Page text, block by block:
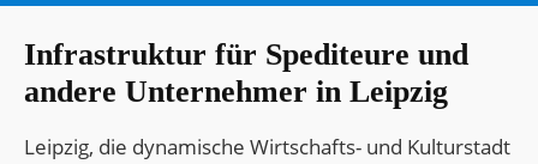
Infrastruktur für Spediteure und
andere Unternehmer in Leipzig
Leipzig, die dynamische Wirtschafts- und Kulturstadt